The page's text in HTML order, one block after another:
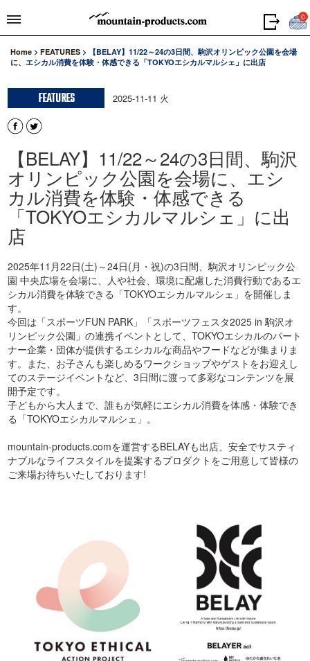
0
Home > FEATURES >
【BELAY】11/22～24の3日間、駒沢オリンピック公園を会場
に、エシカル消費を体験・体感できる「TOKYOエシカルマルシェ」に出店
FEATURES 2025-11-11 火
【BELAY】11/22～24の3日間、駒沢
オリンピック公園を会場に、エシ
カル消費を体験・体感できる
「TOKYOエシカルマルシェ」に出
店
2025年11月22日(土)～24日(月・祝)の3日間、駒沢オリンピック公
園 中央広場を会場に、人や社会、環境に配慮した消費行動であるエ
シカル消費を体験できる「TOKYOエシカルマルシェ」を開催しま
す。
今回は「スポーツFUN PARK」「スポーツフェスタ2025 in 駒沢オ
リンピック公園」の連携イベントとして、TOKYOエシカルのパート
ナー企業・団体が提供するエシカルな商品やフードなどが集まりま
す。また、お子さんも楽しめるワークショップやゲストをお迎えし
てのステージイベントなど、3日間に渡って多彩なコンテンツを展
開予定です。
子どもから大人まで、誰もが気軽にエシカル消費を体感・体験でき
る「TOKYOエシカルマルシェ」。
mountain-products.comを運営するBELAYも出店、安全でサスティ
ナブルなライフスタイルを提案するプロダクトをご用意して皆様の
ご来場お待ちいたしております!